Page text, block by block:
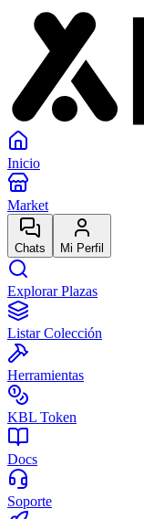
Inicio
Market
Chats Mi Perfil
Explorar Plazas
Listar Colección
Herramientas
KBL Token
Docs
Soporte